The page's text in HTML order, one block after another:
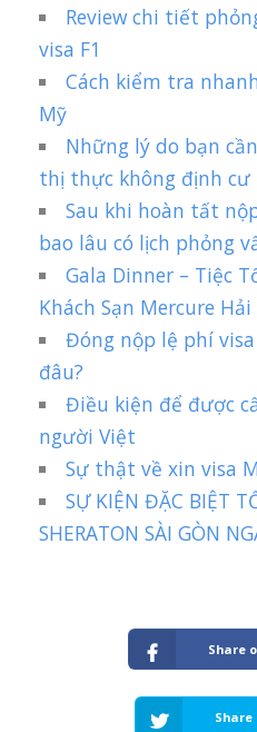
Review chi tiết
visa F1
Cách kiểm tra
Mỹ
Những lý do bạn
thị thực không định cư
Sau khi hoàn tất
bao lâu có lịch phỏng
Gala Dinner – Tiệc
Khách Sạn Mercure
Đóng nộp lệ phí
đâu?
Điều kiện để được
người Việt
Sự thật về xin visa
SỰ KIỆN ĐẶC BIỆT
SHERATON SÀI GÒN
Share